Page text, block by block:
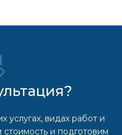
видах работ и
стоимость и подготовим